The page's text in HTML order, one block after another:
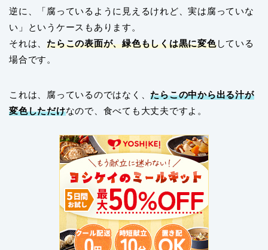
逆に、「腐っているように見えるけれど、実は腐っていな
い」というケースもあります。
それは、たらこの表面が、緑色もしくは黒に変色している
場合です。
これは、腐っているのではなく、たらこの中から出る汁が
変色しただけなので、食べても大丈夫ですよ。